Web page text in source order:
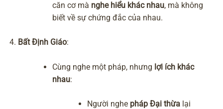
căn cơ mà nghe hiểu khác nhau, mà không
biết về sự chứng đắc của nhau.
Bất Định Giáo:
Cùng nghe một pháp, nhưng lợi ích khác
nhau:
Người nghe pháp Đại thừalại